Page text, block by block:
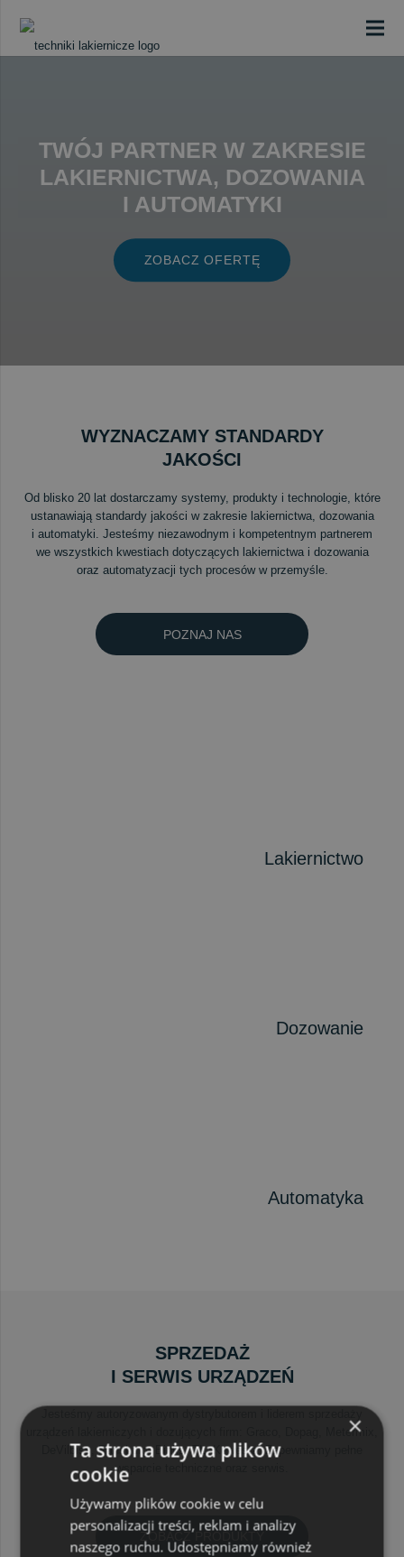
TWÓJ PARTNER W ZAKRESIE
LAKIERNICTWA, DOZOWANIA
I AUTOMATYKI
ZOBACZ OFERTĘ
WYZNACZAMY STANDARDY
JAKOŚCI
Od blisko 20 lat dostarczamy systemy, produkty i technologie, które
ustanawiają standardy jakości w zakresie lakiernictwa, dozowania
i automatyki. Jesteśmy niezawodnym i kompetentnym partnerem
we wszystkich kwestiach dotyczących lakiernictwa i dozowania
oraz automatyzacji tych procesów w przemyśle.
POZNAJ NAS
Lakiernictwo
Dozowanie
Automatyka
SPRZEDAŻ
I SERWIS URZĄDZEŃ
urządzeń lakierniczych i dozujących firm: Graco, Dopag, Metermix,
DeVilbiss, Ransburg, Binks, TL, Kewesta. Zapewniamy pełne
wsparcie techniczne oraz serwis.
ZOBACZ PRODUKTY
×
Ta strona używa plików
cookie
Używamy plików cookie w celu
personalizacji treści, reklam i analizy
naszego ruchu. Udostępniamy również